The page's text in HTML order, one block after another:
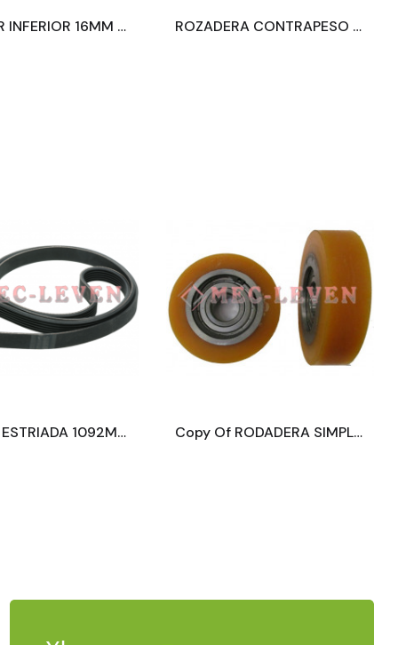
GUIADOR INFERIOR 16MM FERMATOR PUERTA COMPACT ROZADERA CONTRAPESO S/ENGRASADOR ARNITEL GUIA 5MM
CORREA ESTRIADA 1092MM 6 DIENTES Copy Of RODADERA SIMPLE D80X25MM CON RODAMIENTO